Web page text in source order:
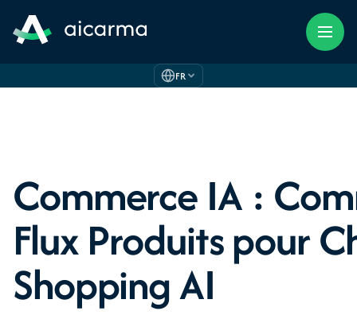
FR
Commerce IA :
Flux Produits pour
Shopping AI